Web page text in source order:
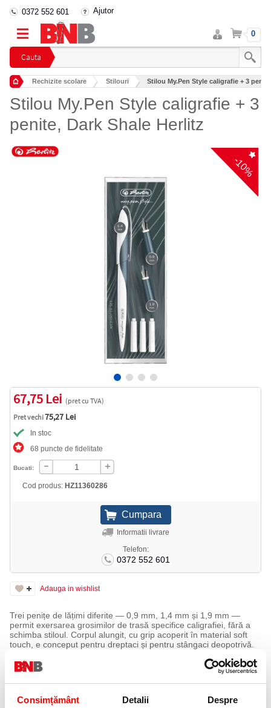
Consimțământ Detalii Despre
Cauta
0372 552 601 Ajutor
Intra
in
cont
Cos 0
Rechizite scolare Stilouri Stilou My.Pen Style caligrafie + 3
Stilou My.Pen Style caligrafie + 3
penite, Dark Shale Herlitz
-10%
67,75 Lei (pret cu TVA)
Pret vechi75,27 Lei
In stoc
68 puncte de fidelitate
Bucati:
Cod produs: HZ11360286
Informatii livrare
Telefon:
0372 552 601
Adauga in wishlist
Trei penițe de lățimi diferite — 0,9 mm, 1,4 mm și 1,9 mm —
permit exersarea grosimilor de trasă specifice caligrafiei, fără a
schimba stiloul. Corpul alungit, cu grip acoperit în material soft
touch, e conceput pentru dreptaci și pentru stângaci deopotrivă.
1,4 mm și 1,9 mm.
Corp alungit, cu grip ergonomic acoperit cu material soft touch.
Patru patroane de cerneală incluse în blister.
Clips din metal, în varianta cromatică Dark Shale.